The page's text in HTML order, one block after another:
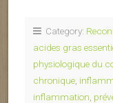
Category:
acides gras
physiologique du
chronique
inflammation